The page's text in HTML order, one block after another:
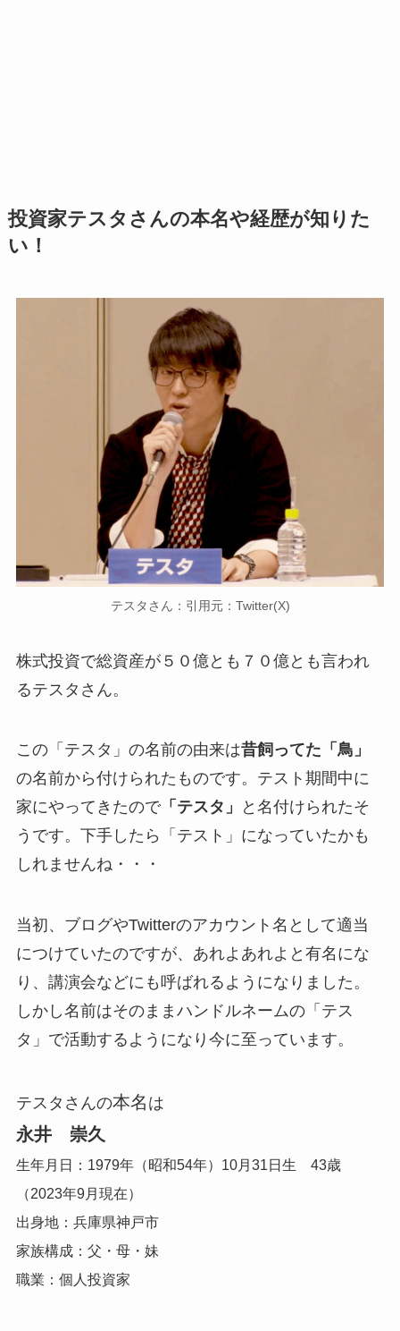
投資家テスタさんの本名や経歴が知りた
い！
テスタさん：引用元：Twitter(X)
株式投資で総資産が５０億とも７０億とも言われ
るテスタさん。
この「テスタ」の名前の由来は昔飼ってた「鳥」
の名前から付けられたものです。テスト期間中に
家にやってきたので「テスタ」
と名付けられたそ
うです。下手したら「テスト」になっていたかも
しれませんね・・・
当初、ブログやTwitterのアカウント名として適当
につけていたのですが、あれよあれよと有名にな
り、講演会などにも呼ばれるようになりました。
しかし名前はそのままハンドルネームの「テス
タ」で活動するようになり今に至っています。
テスタさんの本名 は
永井 崇久
生年月日：1979年（昭和54年）10月31日生 43歳
（2023年9月現在）
出身地：兵庫県神戸市
家族構成：父・母・妹
職業：個人投資家